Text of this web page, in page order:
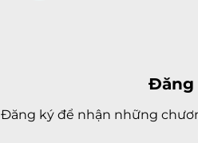
Đăng
Đăng ký để nhận những